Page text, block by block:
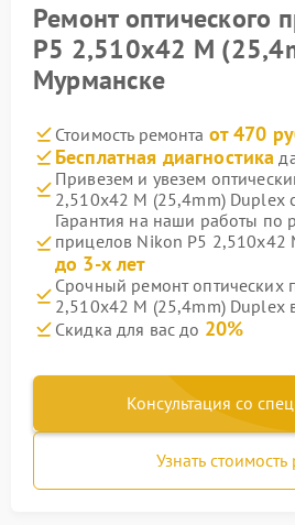
Ремонт оптического
P5 2,510x42 M
Мурманске
Стоимость ремонта от 470
Бесплатная диагностика
Привезем и увезем
2,510x42 M (25,4mm) Duplex
Гарантия на наши работы по
прицелов Nikon P5 2,510x42
до 3-х лет
Срочный ремонт оптических
2,510x42 M (25,4mm) Duplex
Скидка для вас до 20%
Консультация со
Узнать стоимость